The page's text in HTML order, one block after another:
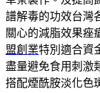
譜解毒的功效台灣
關心的減脂效果痤
盟創業特別適合資
盡量避免食用刺激
搭配煙酰胺淡化色